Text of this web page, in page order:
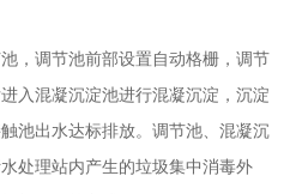
调节池前部设置自动格栅，调节
入混凝沉淀池进行混凝沉淀，沉淀
池出水达标排放。调节池、混凝沉
处理站内产生的垃圾集中消毒外